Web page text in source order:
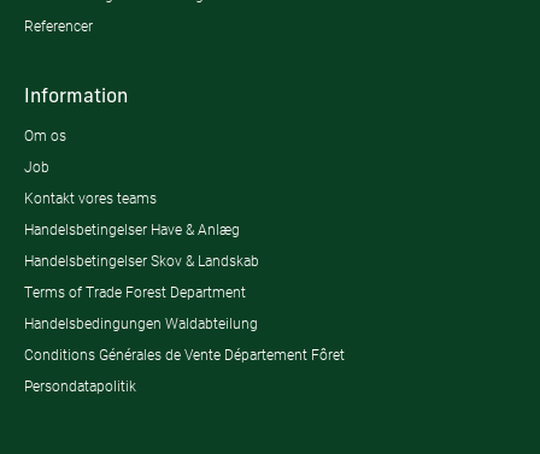
Referencer
Information
Om os
Job
Kontakt vores teams
Handelsbetingelser Have & Anlæg
Handelsbetingelser Skov & Landskab
Terms of Trade Forest Department
Handelsbedingungen Waldabteilung
Conditions Générales de Vente Département Fôret
Persondatapolitik